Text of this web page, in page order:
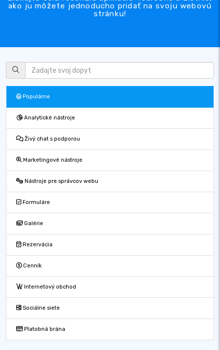
ako ju môžete jednoducho pridať na svoju webovú
stránku!
Populárne
Analytické nástroje
Živý chat s podporou
Marketingové nástroje
Nástroje pre správcov webu
Formuláre
Galérie
Rezervácia
Cenník
Internetový obchod
Sociálne siete
Platobná brána